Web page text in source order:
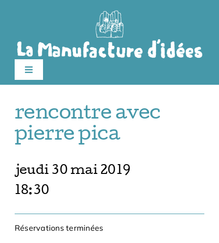
Toggle
Navigation
Le festival
Infos pratiques
Adhésions
rencontre avec
pierre pica
jeudi 30 mai 2019
18:30
Réservations terminées